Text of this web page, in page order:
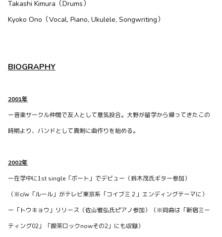
waffles officialがBitfanを更新しました
Takashi Kimura（Drums）
Kyoko Ono（Vocal, Piano, Ukulele, Songwriting）
BIOGRAPHY
2001年
ー音楽サークル仲間で友人として意気投合。大野が留学から帰ってきたこの
時期より、バンドとして真剣に曲作りを始める。
2002年
ー在学中に1st single「ボート」でデビュー （鈴木茂氏ギター参加）
（※c/w「ルール」がテレビ東京系「コイブミ２」エンディングテーマに）
ー「トウキョウ」リリース（佐山雅弘氏ピアノ参加）（※同曲は「新宿ミー
ティング02」「喫茶ロックnowその2」にも収録）